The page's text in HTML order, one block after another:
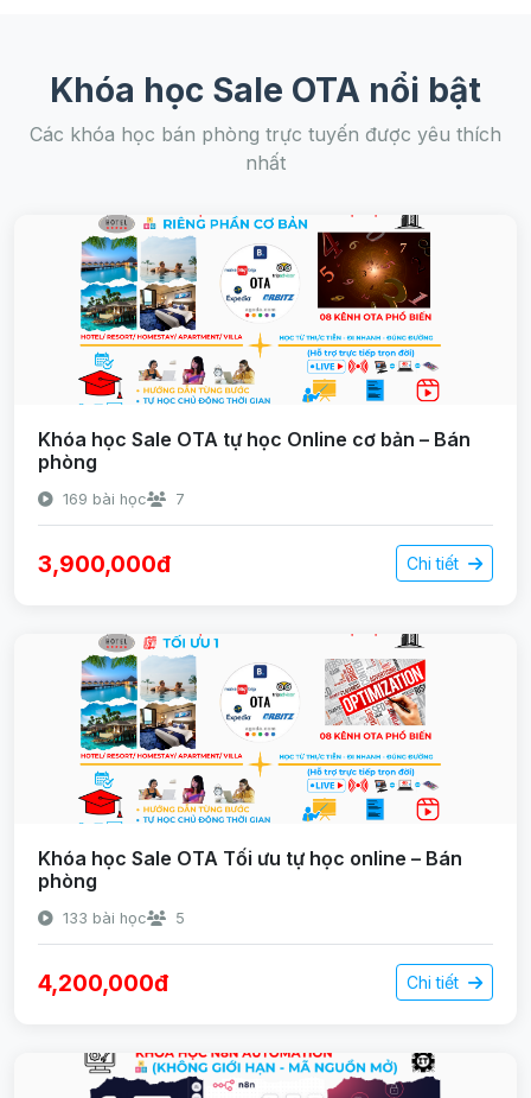
Khóa học Sale OTA nổi bật
Các khóa học bán phòng trực tuyến được yêu thích
nhất
Khóa học Sale OTA tự học Online cơ bản – Bán
phòng
169 bài học 7
3,900,000đ Chi tiết
Khóa học Sale OTA Tối ưu tự học online – Bán
phòng
133 bài học 5
4,200,000đ Chi tiết